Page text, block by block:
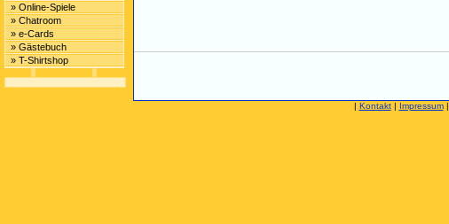
» Online-Spiele
» Chatroom
» e-Cards
» Gästebuch
» T-Shirtshop
| Kontakt| Impressum|